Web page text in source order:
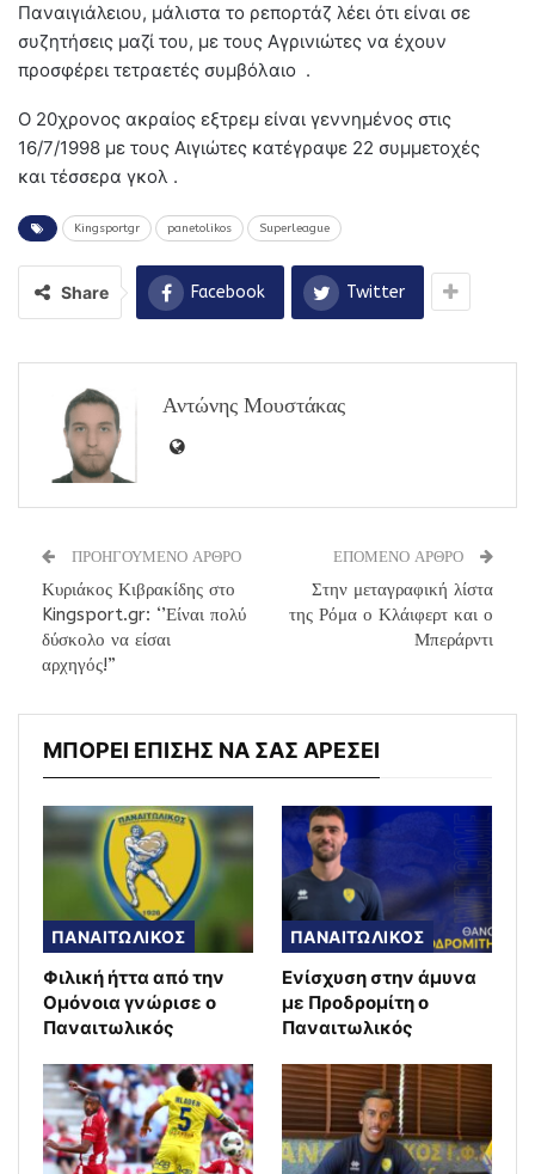
Παναιγιάλειου, μάλιστα το ρεπορτάζ λέει ότι είναι σε
συζητήσεις μαζί του, με τους Αγρινιώτες να έχουν
προσφέρει τετραετές συμβόλαιο .
Ο 20χρονος ακραίος εξτρεμ είναι γεννημένος στις
16/7/1998 με τους Αιγιώτες κατέγραψε 22 συμμετοχές
και τέσσερα γκολ .
Kingsportgr panetolikos Superleague
Share Facebook Twitter
Αντώνης Μουστάκας
ΠΡΟΗΓΟΥΜΕΝΟ ΑΡΘΡΟ
Κυριάκος Κιβρακίδης στο
Kingsport.gr: ‘’Είναι πολύ
δύσκολο να είσαι
αρχηγός!”
ΕΠΟΜΕΝΟ ΑΡΘΡΟ
Στην μεταγραφική λίστα
της Ρόμα ο Κλάιφερτ και ο
Μπεράρντι
ΜΠΟΡΕΙ ΕΠΙΣΗΣ ΝΑ ΣΑΣ ΑΡΕΣΕΙ
ΠΑΝΑΙΤΩΛΙΚΟΣ
Φιλική ήττα από την
Ομόνοια γνώρισε ο
Παναιτωλικός
ΠΑΝΑΙΤΩΛΙΚΟΣ
Ενίσχυση στην άμυνα
με Προδρομίτη ο
Παναιτωλικός